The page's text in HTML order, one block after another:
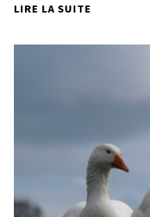
LIRE LA SUITE